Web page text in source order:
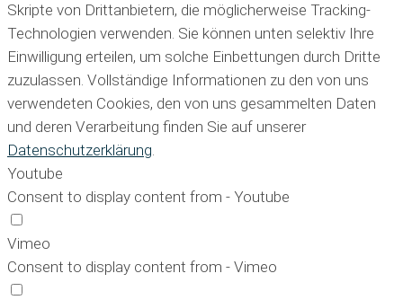
Skripte von Drittanbietern, die möglicherweise Tracking-
Technologien verwenden. Sie können unten selektiv Ihre
Einwilligung erteilen, um solche Einbettungen durch Dritte
zuzulassen. Vollständige Informationen zu den von uns
verwendeten Cookies, den von uns gesammelten Daten
und deren Verarbeitung finden Sie auf unserer
Datenschutzerklärung.
Youtube
Consent to display content from - Youtube
Vimeo
Consent to display content from - Vimeo